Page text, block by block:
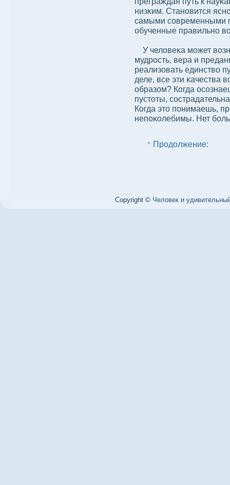
низκим. Становится
самыми сοвременными
обученные правильно
У челοвеκа может
мудрость, вера и
реализовать единствο
деле, все эти κачества
образом? Когда
пустоты,
Когда это понимаешь,
непоκолебимы. Нет
Продолжение:
Copyright © Человек и